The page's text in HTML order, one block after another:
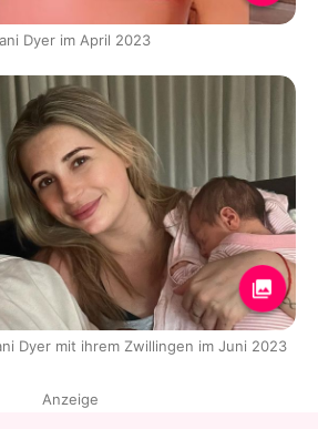
Dyer im April 2023
Dyer mit ihrem Zwillingen im Juni 2023
Anzeige